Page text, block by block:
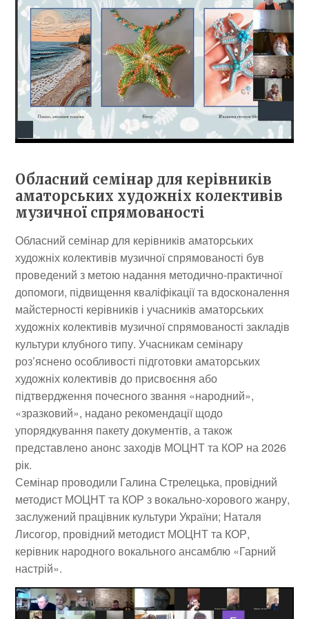
Обласний семінар для керівників
аматорських художніх колективів
музичної спрямованості
Обласний семінар для керівників аматорських
художніх колективів музичної спрямованості був
проведений з метою надання методично-практичної
допомоги, підвищення кваліфікації та вдосконалення
майстерності керівників і учасників аматорських
художніх колективів музичної спрямованості закладів
культури клубного типу. Учасникам семінару
роз’яснено особливості підготовки аматорських
художніх колективів до присвоєння або
підтвердження почесного звання «народний»,
«зразковий», надано рекомендації щодо
упорядкування пакету документів, а також
представлено анонс заходів МОЦНТ та КОР на 2026
рік.
Семінар проводили Галина Стрелецька, провідний
методист МОЦНТ та КОР з вокально-хорового жанру,
заслужений працівник культури України; Наталя
Лисогор, провідний методист МОЦНТ та КОР,
керівник народного вокального ансамблю «Гарний
настрій».